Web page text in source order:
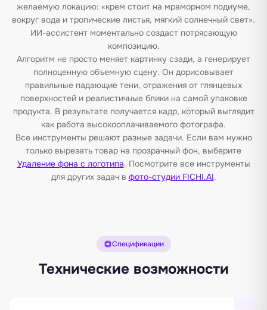
желаемую локацию: «крем стоит на мраморном подиуме,
вокруг вода и тропические листья, мягкий солнечный свет».
ИИ-ассистент моментально создаст потрясающую
композицию.
Алгоритм не просто меняет картинку сзади, а генерирует
полноценную объемную сцену. Он дорисовывает
правильные падающие тени, отражения от глянцевых
поверхностей и реалистичные блики на самой упаковке
продукта. В результате получается кадр, который выглядит
как работа высокооплачиваемого фотографа.
Все инструменты решают разные задачи. Если вам нужно
только вырезать товар на прозрачный фон, выберите
Удаление фона с логотипа. Посмотрите все инструменты
для других задач в фото-студии FICHI.AI.
Спецификации
Технические возможности